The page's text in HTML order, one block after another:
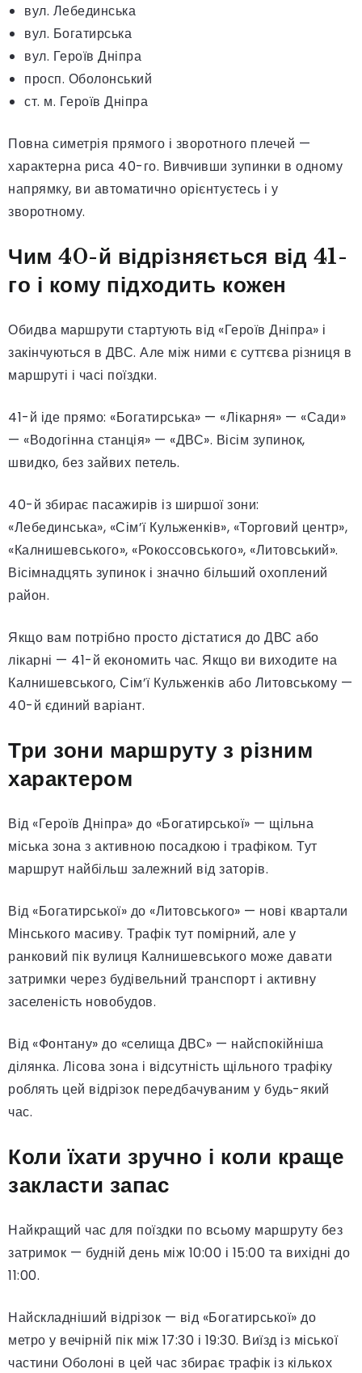
вул. Лебединська
вул. Богатирська
вул. Героїв Дніпра
просп. Оболонський
ст. м. Героїв Дніпра
Повна симетрія прямого і зворотного плечей —
характерна риса 40-го. Вивчивши зупинки в одному
напрямку, ви автоматично орієнтуєтесь і у
зворотному.
Чим 40-й відрізняється від 41-
го і кому підходить кожен
Обидва маршрути стартують від «Героїв Дніпра» і
закінчуються в ДВС. Але між ними є суттєва різниця в
маршруті і часі поїздки.
41-й іде прямо: «Богатирська» — «Лікарня» — «Сади»
— «Водогінна станція» — «ДВС». Вісім зупинок,
швидко, без зайвих петель.
40-й збирає пасажирів із ширшої зони:
«Лебединська», «Сім’ї Кульженків», «Торговий центр»,
«Калнишевського», «Рокоссовського», «Литовський».
Вісімнадцять зупинок і значно більший охоплений
район.
Якщо вам потрібно просто дістатися до ДВС або
лікарні — 41-й економить час. Якщо ви виходите на
Калнишевського, Сім’ї Кульженків або Литовському —
40-й єдиний варіант.
Три зони маршруту з різним
характером
Від «Героїв Дніпра» до «Богатирської» — щільна
міська зона з активною посадкою і трафіком. Тут
маршрут найбільш залежний від заторів.
Від «Богатирської» до «Литовського» — нові квартали
Мінського масиву. Трафік тут помірний, але у
ранковий пік вулиця Калнишевського може давати
затримки через будівельний транспорт і активну
заселеність новобудов.
Від «Фонтану» до «селища ДВС» — найспокійніша
ділянка. Лісова зона і відсутність щільного трафіку
роблять цей відрізок передбачуваним у будь-який
час.
Коли їхати зручно і коли краще
закласти запас
Найкращий час для поїздки по всьому маршруту без
затримок — будній день між 10:00 і 15:00 та вихідні до
11:00.
Найскладніший відрізок — від «Богатирської» до
метро у вечірній пік між 17:30 і 19:30. Виїзд із міської
частини Оболоні в цей час збирає трафік із кількох